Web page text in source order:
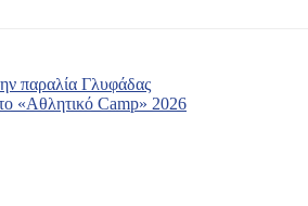
παραλία Γλυφάδας
«Αθλητικό Camp» 2026